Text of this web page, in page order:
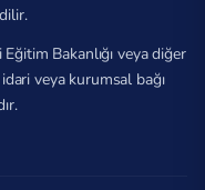
Bakanlığı veya diğer
veya kurumsal bağı